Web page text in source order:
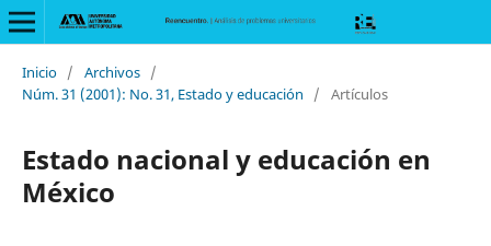
Inicio / Archivos /
Núm. 31 (2001): No. 31, Estado y educación
/ Artículos
Estado nacional y educación en
México